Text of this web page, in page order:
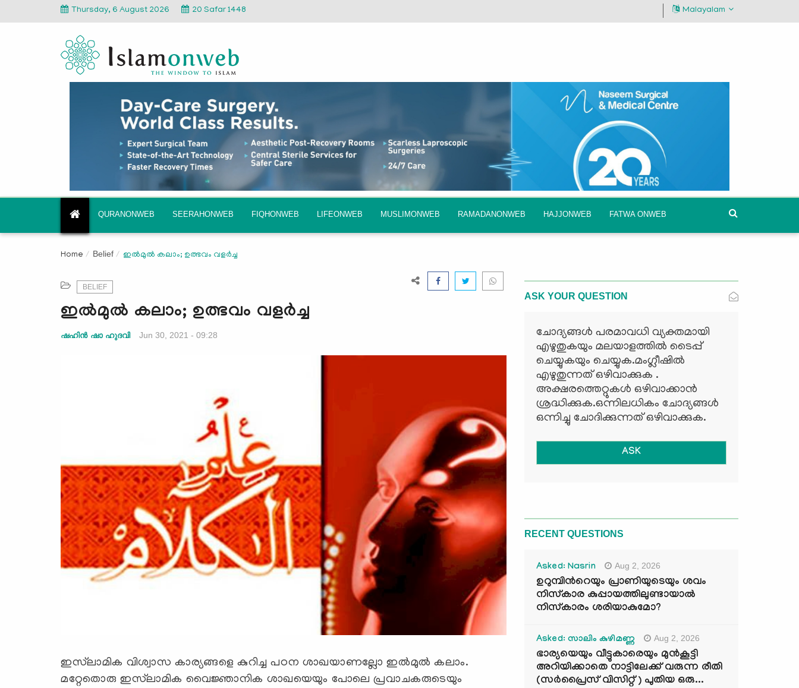
Thursday, 6 August 2026 20 Safar 1448 Malayalam
QURANONWEB SEERAHONWEB FIQHONWEB LIFEONWEB MUSLIMONWEB RAMADANONWEB HAJJONWEB FATWA ONWEB
Home Belief ഇല്‍മുല്‍ കലാം; ഉത്ഭവം വളര്‍ച്ച
BELIEF
ഇല്‍മുല്‍ കലാം; ഉത്ഭവം വളര്‍ച്ച
ഷഹിൻ ഷാ ഹുദവി Jun 30, 2021 - 09:28
ഇസ്‌ലാമിക വിശ്വാസ കാര്യങ്ങളെ കുറിച്ച പഠന ശാഖയാണല്ലോ ഇല്‍മുല്‍ കലാം.
മറ്റേതൊരു ഇസ്‌ലാമിക വൈജ്ഞാനിക ശാഖയെയും പോലെ പ്രവാചകരുടെയും
ASK YOUR QUESTION
ചോദ്യങ്ങള്‍ പരമാവധി വ്യക്തമായി
എഴുതുകയും മലയാളത്തില്‍ ടൈപ്പ്
ചെയ്യുകയും ചെയ്യുക.മംഗ്ലീഷില്‍
എഴുതുന്നത് ഒഴിവാക്കുക .
അക്ഷരത്തെറ്റുകള്‍ ഒഴിവാക്കാന്‍
ശ്രദ്ധിക്കുക.ഒന്നിലധികം ചോദ്യങ്ങള്‍
ഒന്നിച്ചു ചോദിക്കുന്നത് ഒഴിവാക്കുക.
ASK
RECENT QUESTIONS
Asked: Nasrin Aug 2, 2026
ഉറുമ്പിന്‍റെയും പ്രാണിയുടെയും ശവം
നിസ്കാര കുപ്പായത്തിലുണ്ടായാൽ
നിസ്കാരം ശരിയാകുമോ?
Asked: സാലിം കുഴിമണ്ണ Aug 2, 2026
ഭാര്യയെയും വീട്ടുകാരെയും മുൻകൂട്ടി
അറിയിക്കാതെ നാട്ടിലേക്ക് വരുന്ന രീതി
(സർപ്രൈസ് വിസിറ്റ് ) പുതിയ ഒരു...